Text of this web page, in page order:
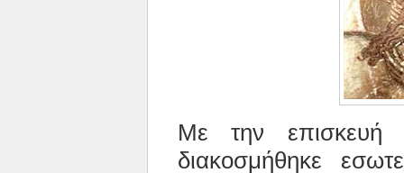
Με την
διακοσμήθηκε